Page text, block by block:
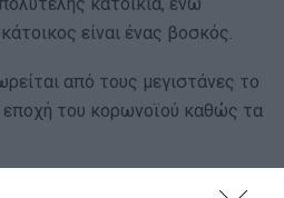
είναι ένας βοσκός.
από τους μεγιστάνες το
εποχή του κορωνοϊού καθώς τα